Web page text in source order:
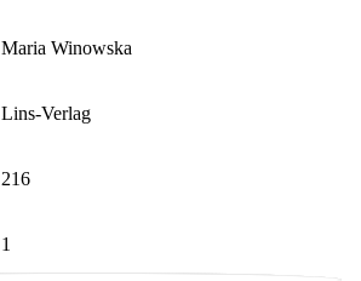
Maria Winowska
Lins-Verlag
216
1